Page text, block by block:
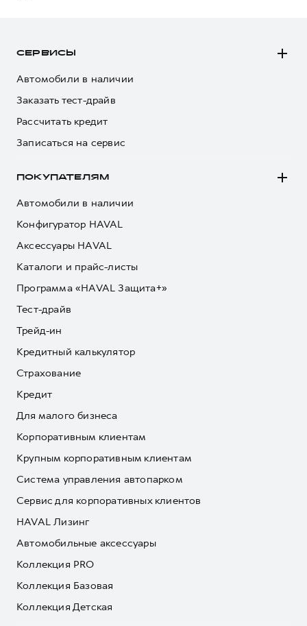
СЕРВИСЫ
Автомобили в наличии
Заказать тест-драйв
Рассчитать кредит
Записаться на сервис
ПОКУПАТЕЛЯМ
Автомобили в наличии
Конфигуратор HAVAL
Аксессуары HAVAL
Каталоги и прайс-листы
Программа «HAVAL Защита+»
Тест-драйв
Трейд-ин
Кредитный калькулятор
Страхование
Кредит
Для малого бизнеса
Корпоративным клиентам
Крупным корпоративным клиентам
Система управления автопарком
Сервис для корпоративных клиентов
HAVAL Лизинг
Автомобильные аксессуары
Коллекция PRO
Коллекция Базовая
Коллекция Детская